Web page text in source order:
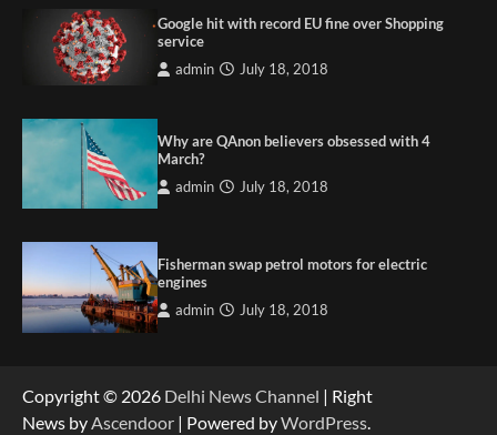
Google hit with record EU fine over Shopping
service
admin July 18, 2018
Why are QAnon believers obsessed with 4
March?
admin July 18, 2018
Fisherman swap petrol motors for electric
engines
admin July 18, 2018
Copyright © 2026 Delhi News Channel | Right
News byAscendoor | Powered byWordPress.